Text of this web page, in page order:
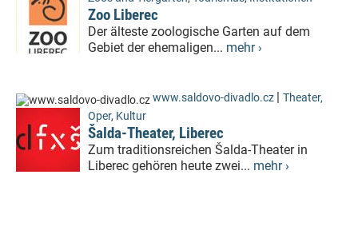
Zoo Liberec
Der älteste zoologische Garten auf dem
Gebiet der ehemaligen... mehr ›
www.saldovo-divadlo.cz | Theater,
Oper, Kultur
Šalda-Theater, Liberec
Zum traditionsreichen Šalda-Theater in
Liberec gehören heute zwei... mehr ›